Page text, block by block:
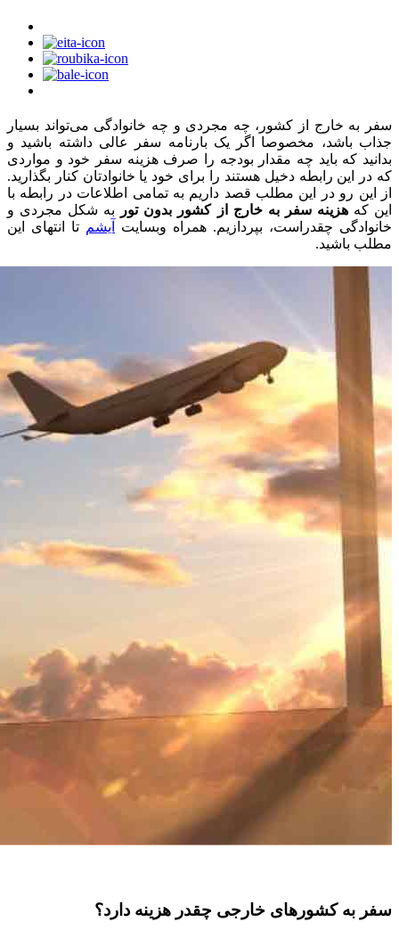
سفر به خارج از کشور، چه مجردی و چه خانوادگی می‌تواند بسیار
جذاب باشد، مخصوصا اگر یک بارنامه سفر عالی داشته باشید و
بدانید که باید چه مقدار بودجه را صرف هزینه سفر خود و مواردی
که در این رابطه دخیل هستند را برای خود یا خانوادتان کنار بگذارید.
از این رو در این مطلب قصد داریم به تمامی اطلاعات در رابطه با
این کههزینه سفر به خارج از کشور بدون تور
به شکل مجردی و
خانوادگی چقدراست، بپردازیم. همراه وبسایت
آیشم تا انتهای این
مطلب باشید.
سفر به کشورهای خارجی چقدر هزینه دارد؟